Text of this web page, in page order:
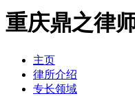
重庆鼎之律
主页
律所介绍
专长领域